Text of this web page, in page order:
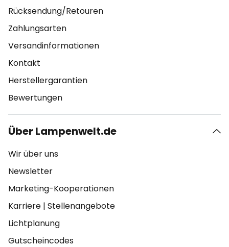
Rücksendung/Retouren
Zahlungsarten
Versandinformationen
Kontakt
Herstellergarantien
Bewertungen
Über Lampenwelt.de
Wir über uns
Newsletter
Marketing-Kooperationen
Karriere | Stellenangebote
Lichtplanung
Gutscheincodes